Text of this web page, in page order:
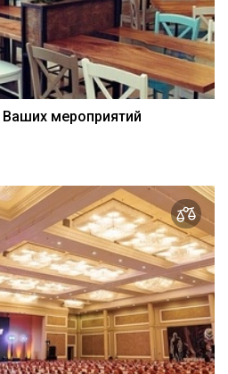
мероприятий